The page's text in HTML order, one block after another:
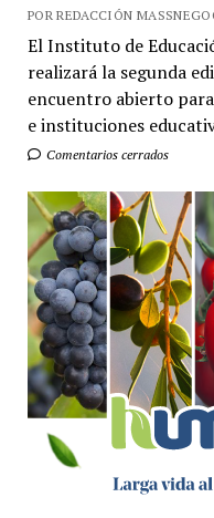
POR REDACCIÓN
El Instituto de
realizará la segunda
encuentro abierto
e instituciones
Comentarios cerrados